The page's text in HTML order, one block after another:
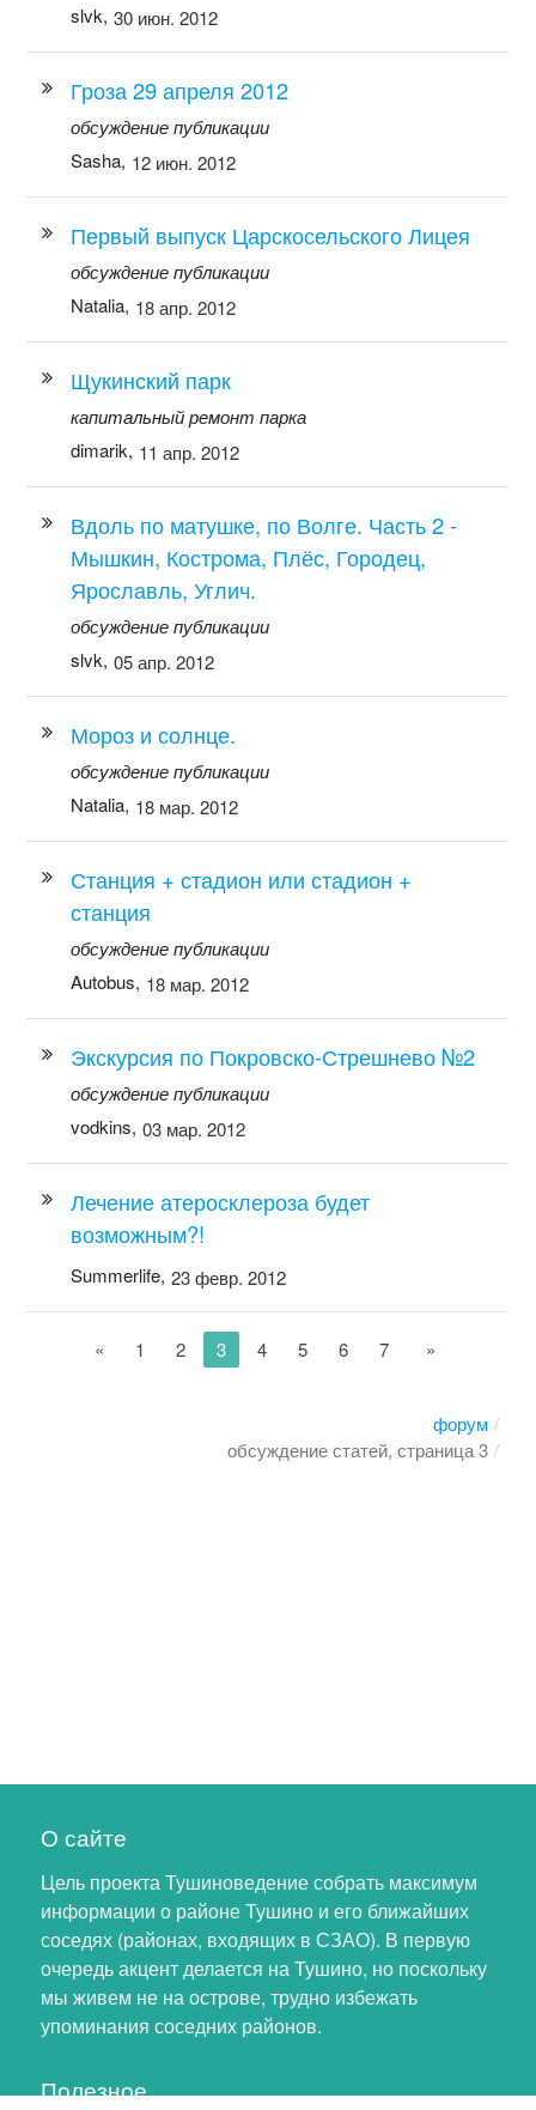
slvk, 30 июн. 2012
Гроза 29 апреля 2012
обсуждение публикации
Sasha, 12 июн. 2012
Первый выпуск Царскосельского Лицея
обсуждение публикации
Natalia, 18 апр. 2012
Щукинский парк
капитальный ремонт парка
dimarik, 11 апр. 2012
Вдоль по матушке, по Волге. Часть 2 -
Мышкин, Кострома, Плёс, Городец,
Ярославль, Углич.
обсуждение публикации
slvk, 05 апр. 2012
Мороз и солнце.
обсуждение публикации
Natalia, 18 мар. 2012
Станция + стадион или стадион +
станция
обсуждение публикации
Autobus, 18 мар. 2012
Экскурсия по Покровско-Стрешнево №2
обсуждение публикации
vodkins, 03 мар. 2012
Лечение атеросклероза будет
возможным?!
Summerlife, 23 февр. 2012
« 1 2 3 4 5 6 7 »
форум
обсуждение статей, страница 3
О сайте
Цель проекта Тушиноведение собрать максимум
информации о районе Тушино и его ближайших
соседях (районах, входящих в СЗАО). В первую
очередь акцент делается на Тушино, но поскольку
мы живем не на острове, трудно избежать
упоминания соседних районов.
Полезное